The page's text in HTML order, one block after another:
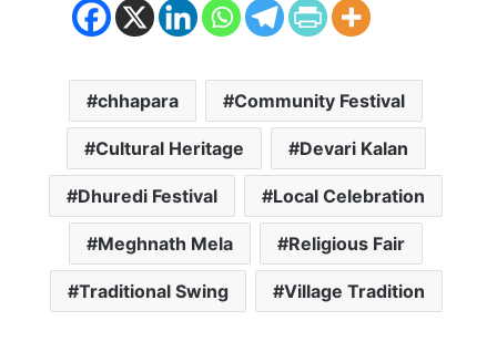
chhapara Community Festival
Cultural Heritage Devari Kalan
Dhuredi Festival Local Celebration
Meghnath Mela Religious Fair
Traditional Swing Village Tradition